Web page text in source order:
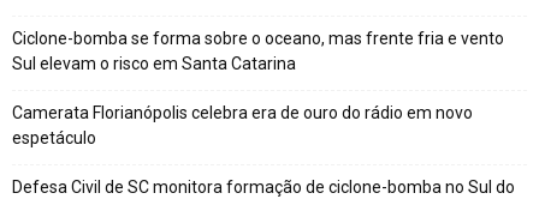
Ciclone-bomba se forma sobre o oceano, mas frente fria e vento
Sul elevam o risco em Santa Catarina
Camerata Florianópolis celebra era de ouro do rádio em novo
espetáculo
Defesa Civil de SC monitora formação de ciclone-bomba no Sul do